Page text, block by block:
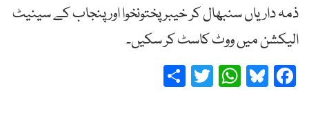
ذمہ داریاں سنبھال کر خیبر پختونخوا اور پنجاب کے سینیٹ
الیکشن میں ووٹ کاسٹ کر سکیں۔
Facebook
Bluesky
WhatsApp
Twitter